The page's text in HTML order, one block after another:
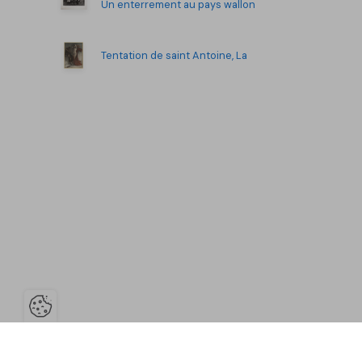
Un enterrement au pays wallon
Tentation de saint Antoine, La
Ouvrir la barre de gestion des